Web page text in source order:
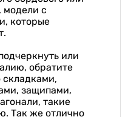
модели с
которые
или
обратите
защипами,
такие
Так же отлично